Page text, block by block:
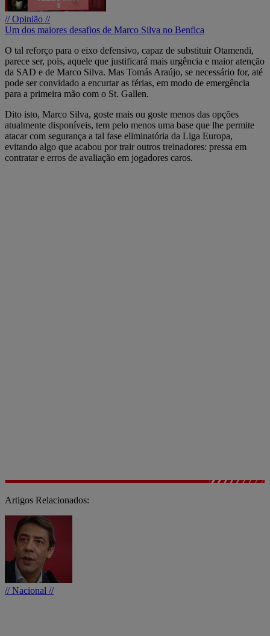
// Opinião //
Um dos maiores desafios de Marco Silva no Benfica
O tal reforço para o eixo defensivo, capaz de substituir Otamendi,
parece ser, pois, aquele que justificará mais urgência e maior atenção
da SAD e de Marco Silva. Mas Tomás Araújo, se necessário for, até
pode ser convidado a encurtar as férias, em modo de emergência
para a primeira mão com o St. Gallen.
Dito isto, Marco Silva, goste mais ou goste menos das opções
atualmente disponíveis, tem pelo menos uma base que lhe permite
atacar com segurança a tal fase eliminatória da Liga Europa,
evitando algo que acabou por trair outros treinadores: pressa em
contratar e erros de avaliação em jogadores caros.
Artigos Relacionados:
// Nacional //